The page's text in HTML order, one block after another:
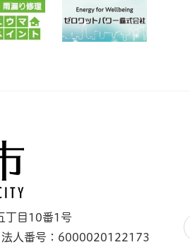
丁目10番1号
法人番号：6000020122173